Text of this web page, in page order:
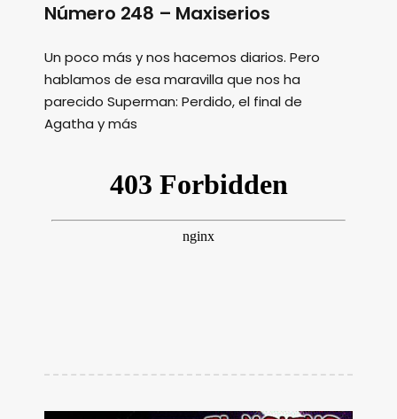
Número 248 – Maxiserios
Un poco más y nos hacemos diarios. Pero
hablamos de esa maravilla que nos ha
parecido Superman: Perdido, el final de
Agatha y más